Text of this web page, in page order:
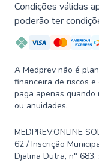
Condições válidas
poderão ter
A Medprev não é
financeira de riscos
paga apenas quando
ou anuidades.
MEDPREV.ONLINE
62 / Inscrição
Djalma Dutra, n°